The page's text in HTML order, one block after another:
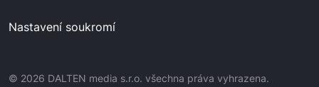
Nastavení soukromí
© 2026 DALTEN media s.r.o. všechna práva vyhrazena.